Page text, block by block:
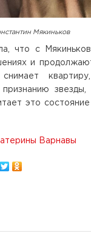
Мякиньков
что с
и
снимает
признанию
это
Варнавы